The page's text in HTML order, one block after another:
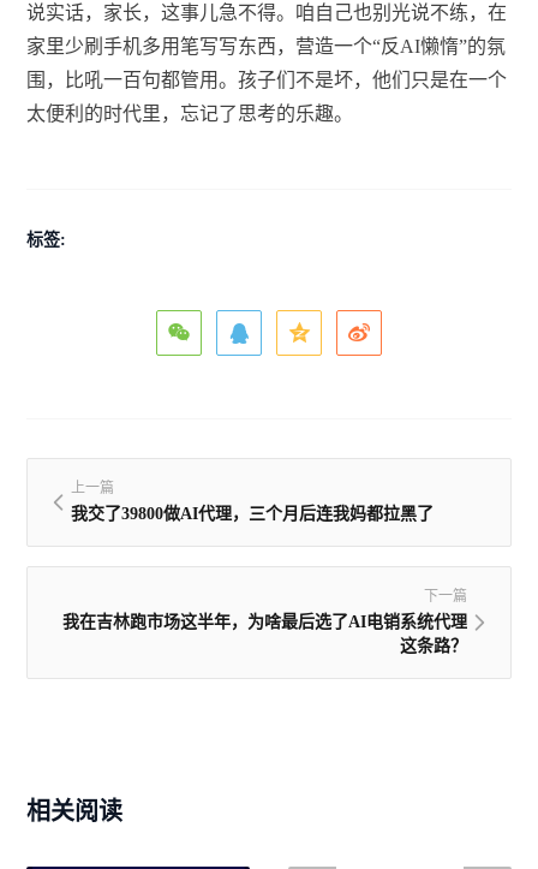
说实话，家长，这事儿急不得。咱自己也别光说不练，在
家里少刷手机多用笔写写东西，营造一个“反AI懒惰”的氛
围，比吼一百句都管用。孩子们不是坏，他们只是在一个
太便利的时代里，忘记了思考的乐趣。
标签:
上一篇
我交了39800做AI代理，三个月后连我妈都拉黑了
下一篇
我在吉林跑市场这半年，为啥最后选了AI电销系统代理
这条路？
相关阅读